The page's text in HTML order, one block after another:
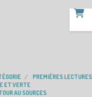
PREMIÈRES LECTURES
ET VERTE
AU SOURCES